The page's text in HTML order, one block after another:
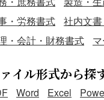
・労務書式
社内文
・会計・財務書式
イル形式から探
Word Excel